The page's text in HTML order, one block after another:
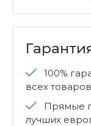
100%
всех товаров
Прямые
лучших